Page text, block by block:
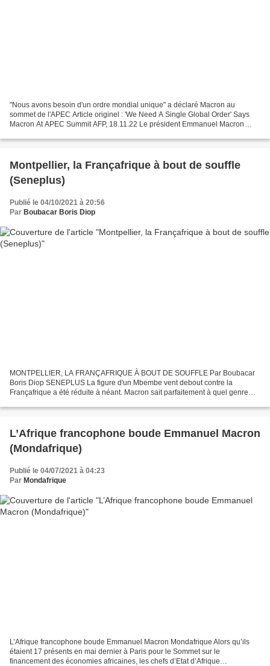
"Nous avons besoin d'un ordre mondial unique" a déclaré Macron au
sommet de l'APEC Article originel : 'We Need A Single Global Order' Says
Macron At APEC Summit AFP, 18.11.22 Le président Emmanuel Macron
Montpellier, la Françafrique à bout de souffle
(Seneplus)
Publié le 04/10/2021 à 20:56
Par Boubacar Boris Diop
MONTPELLIER, LA FRANÇAFRIQUE À BOUT DE SOUFFLE Par Boubacar
Boris Diop SENEPLUS La figure d'un Mbembe vent debout contre la
Françafrique a été réduite à néant. Macron sait parfaitement à quel genre
L’Afrique francophone boude Emmanuel Macron
(Mondafrique)
Publié le 04/07/2021 à 04:23
Par Mondafrique
L’Afrique francophone boude Emmanuel Macron Mondafrique Alors qu’ils
étaient 17 présents en mai dernier à Paris pour le Sommet sur le
financement des économies africaines, les chefs d’Etat d’Afrique